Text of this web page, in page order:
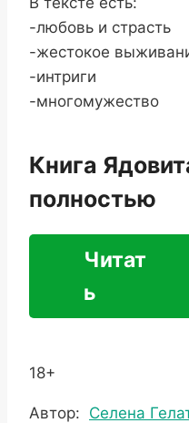
-любовь и страсть
-жестокое
-интриги
-многомужество
Книга
полностью
Читат
ь
18+
Метки
Автор: Селена